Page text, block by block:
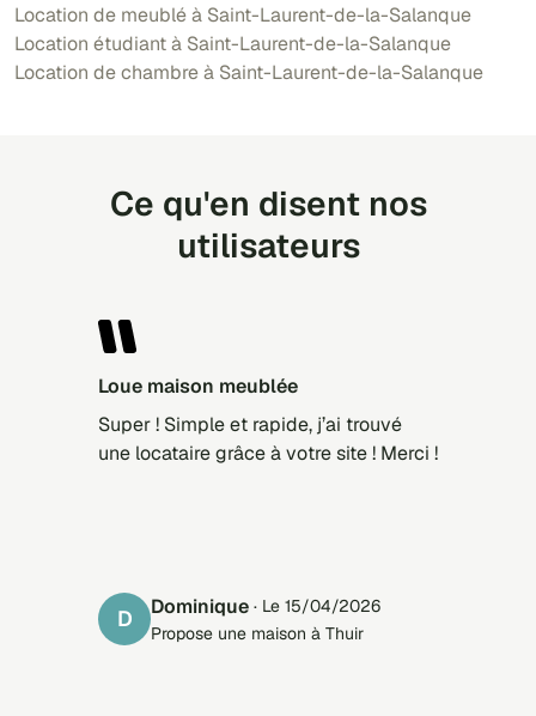
Location de meublé à Saint-Laurent-de-la-Salanque
Location étudiant à Saint-Laurent-de-la-Salanque
Location de chambre à Saint-Laurent-de-la-Salanque
Ce qu'en disent nos
utilisateurs
Loue maison meublée
Super ! Simple et rapide, j’ai trouvé
une locataire grâce à votre site ! Merci !
D Dominique · Le 15/04/2026
Propose une maison à Thuir